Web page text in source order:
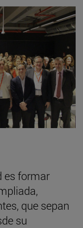
es formar
que sepan
su